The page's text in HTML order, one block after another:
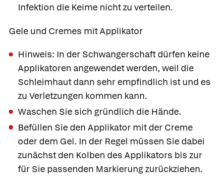
Infektion die Keime nicht zu verteilen.
Gele und Cremes mit Applikator
Hinweis: In der Schwangerschaft dürfen keine
Applikatoren angewendet werden, weil die
Schleimhaut dann sehr empfindlich ist und es
zu Verletzungen kommen kann.
Waschen Sie sich gründlich die Hände.
Befüllen Sie den Applikator mit der Creme
oder dem Gel. In der Regel müssen Sie dabei
zunächst den Kolben des Applikators bis zur
für Sie passenden Markierung zurückziehen.